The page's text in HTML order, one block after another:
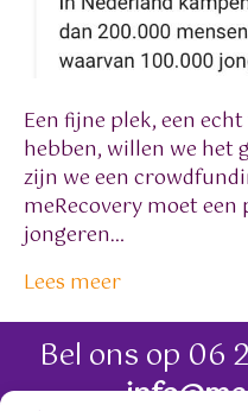
Een fijne plek, een
hebben, willen we het
zijn we een
meRecovery moet
jongeren…
Lees meer
Bel ons op 06